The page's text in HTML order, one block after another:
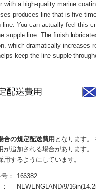
with a high-quality marine
produces line that is five
line. You can actually feel this
supple line. The finish
which dramatically increases
keep the line supple
合の規定配送費用 となります。
が追加される場合があります。
するようにしています。
：
166382
NEWENGLAND/9/